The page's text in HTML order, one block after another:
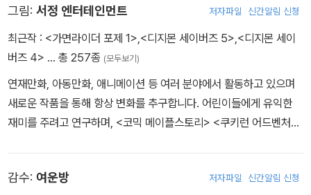
그림: 서정 엔터테인먼트 저자파일 신간알림 신청
최근작 : <가면라이더 포제 1>,<디지몬 세이버즈 5>,<디지몬 세이
버즈 4> … 총 257종 (모두보기)
연재만화, 아동만화, 애니메이션 등 여러 분야에서 활동하고 있으며
새로운 작품을 통해 항상 변화를 추구합니다. 어린이들에게 유익한
재미를 주려고 연구하며, <코믹 메이플스토리> <쿠키런 어드벤처>
감수: 여운방 저자파일 신간알림 신청